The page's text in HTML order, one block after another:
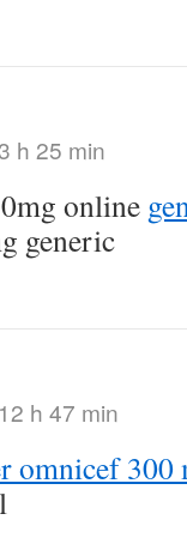
h 25 min
online
generic
h 47 min
omnicef 300